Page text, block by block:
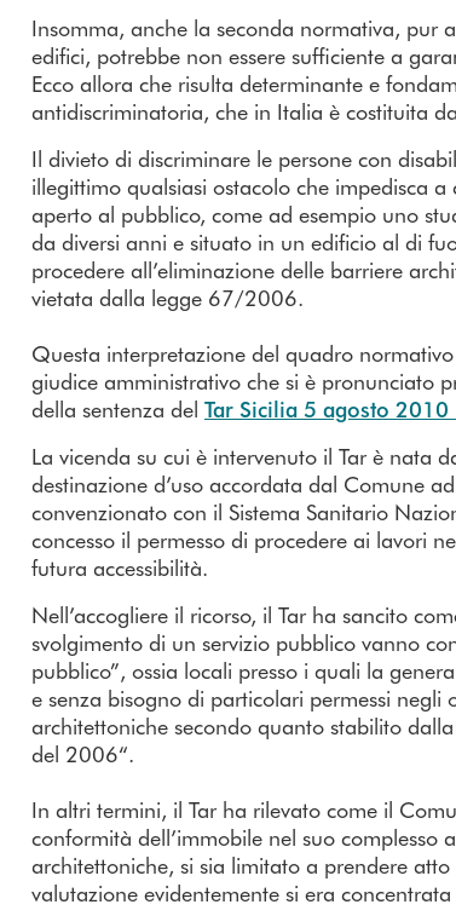
Insomma, anche la seconda normativa, pur
edifici, potrebbe non essere sufficiente a
Ecco allora che risulta determinante e
antidiscriminatoria, che in Italia è costituita
Il divieto di discriminare le persone con
illegittimo qualsiasi ostacolo che impedisca
aperto al pubblico, come ad esempio uno
da diversi anni e situato in un edificio al di
procedere all’eliminazione delle barriere
vietata dalla legge 67/2006.
Questa interpretazione del quadro
giudice amministrativo che si è pronunciato
della sentenza del Tar Sicilia 5 agosto
La vicenda su cui è intervenuto il Tar è nata
destinazione d’uso accordata dal Comune
convenzionato con il Sistema Sanitario
concesso il permesso di procedere ai lavori
futura accessibilità.
Nell’accogliere il ricorso, il Tar ha sancito
svolgimento di un servizio pubblico vanno
pubblico”, ossia locali presso i quali la
e senza bisogno di particolari permessi
architettoniche secondo quanto stabilito
del 2006“.
In altri termini, il Tar ha rilevato come il
conformità dell’immobile nel suo
architettoniche, si sia limitato a prendere
valutazione evidentemente si era